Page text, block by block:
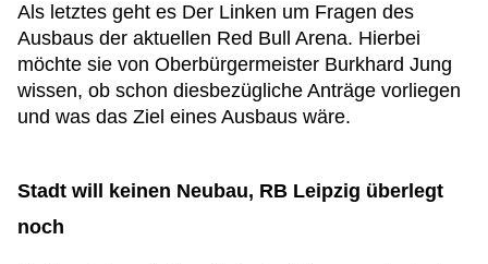
Als letztes geht es Der Linken um Fragen des
Ausbaus der aktuellen Red Bull Arena. Hierbei
möchte sie von Oberbürgermeister Burkhard Jung
wissen, ob schon diesbezügliche Anträge vorliegen
und was das Ziel eines Ausbaus wäre.
Stadt will keinen Neubau, RB Leipzig überlegt
noch